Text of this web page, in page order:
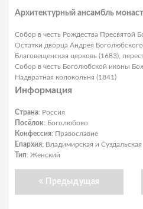
Архитектурный ансамбль
Собор в честь Рождества Пресвятой
Остатки дворца Андрея
Благовещенская церковь (1683),
Собор в честь Боголюбской иконы
Надвратная колокольня (1841)
Информация
Страна: Россия
Посёлок: Боголюбово
Конфессия: Православие
Епархия: Владимирская и Суздальская
Тип: Женский
Предыдущая